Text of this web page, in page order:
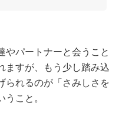
やパートナーと会うこと
ますが、もう少し踏み込
られるのが「さみしさを
こと。